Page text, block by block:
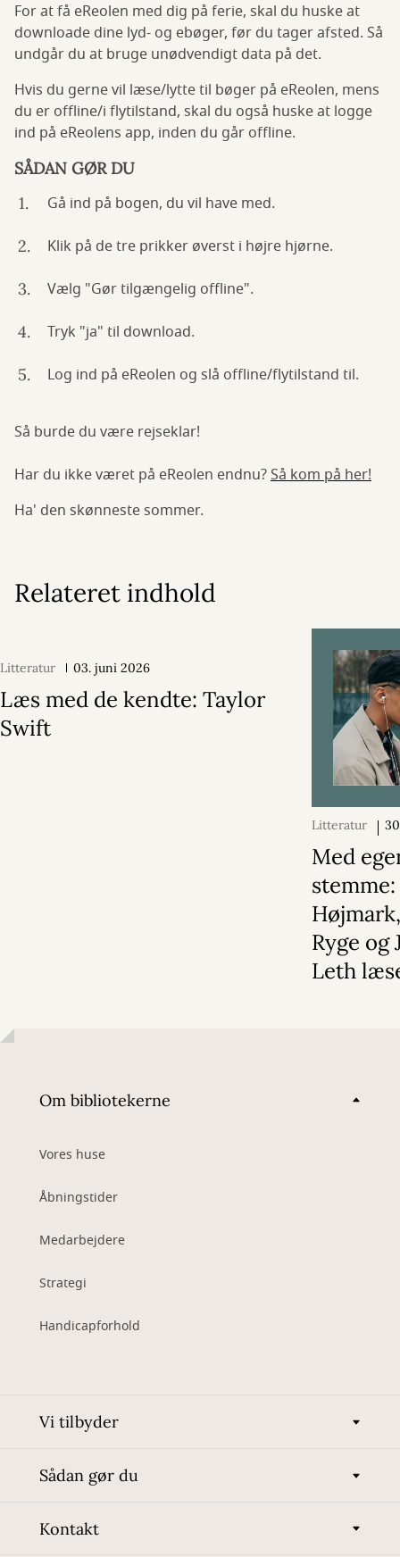
For at få eReolen med dig på ferie, skal du huske at
downloade dine lyd- og ebøger, før du tager afsted. Så
undgår du at bruge unødvendigt data på det.
Hvis du gerne vil læse/lytte til bøger på eReolen, mens
du er offline/i flytilstand, skal du også huske at logge
ind på eReolens app, inden du går offline.
SÅDAN GØR DU
Gå ind på bogen, du vil have med.
Klik på de tre prikker øverst i højre hjørne.
Vælg "Gør tilgængelig offline".
Tryk "ja" til download.
Log ind på eReolen og slå offline/flytilstand til.
Så burde du være rejseklar!
Har du ikke været på eReolen endnu?Så kom på her!
Ha' den skønneste sommer.
Relateret indhold
Litteratur 03. juni 2026
Læs med de kendte: Taylor
Swift
Litteratur
2025
Med
Ryge og
Leth
Om bibliotekerne
Vores huse
Åbningstider
Medarbejdere
Strategi
Handicapforhold
Vi tilbyder
Sådan gør du
Kontakt